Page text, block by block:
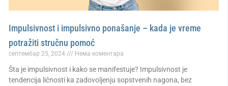
Impulsivnost i impulsivno ponašanje – kada je vreme
potražiti stručnu pomoć
септембар 25, 2024 Нема коментара
Šta je impulsivnost i kako se manifestuje? Impulsivnost je
tendencija ličnosti ka zadovoljenju sopstvenih nagona, bez